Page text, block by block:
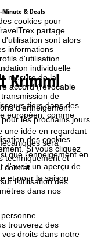
cookies pour
partage
sont alors
informations
d'utilisation
individuelle
mesure de la
accord (révocable
de
tiers dans des
européen, comme
des cookies
Si vous cliquez
techniquement et
contrat.
l'utilisation des
dans nos
trouverez des
droits dans notre
Minute & Deals
Krimml
d'enneigement
les prochains jours
une idée en regardant
sera
que l'enneigement en
d'avoir un aperçu de
et pour la saison